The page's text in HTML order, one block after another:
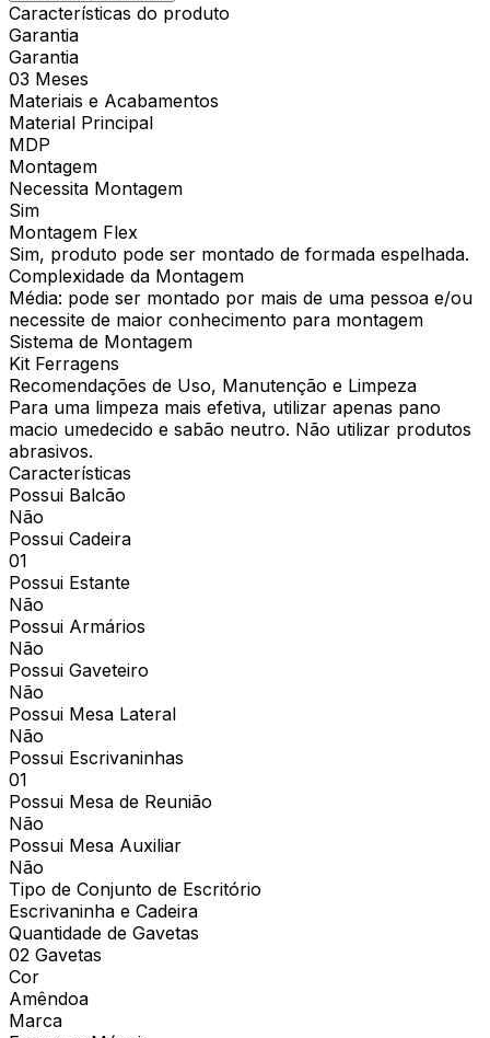
Características do produto
Garantia
Garantia
03 Meses
Materiais e Acabamentos
Material Principal
MDP
Montagem
Necessita Montagem
Sim
Montagem Flex
Sim, produto pode ser montado de formada espelhada.
Complexidade da Montagem
Média: pode ser montado por mais de uma pessoa e/ou
necessite de maior conhecimento para montagem
Sistema de Montagem
Kit Ferragens
Recomendações de Uso, Manutenção e Limpeza
Para uma limpeza mais efetiva, utilizar apenas pano
macio umedecido e sabão neutro. Não utilizar produtos
abrasivos.
Características
Possui Balcão
Não
Possui Cadeira
01
Possui Estante
Não
Possui Armários
Não
Possui Gaveteiro
Não
Possui Mesa Lateral
Não
Possui Escrivaninhas
01
Possui Mesa de Reunião
Não
Possui Mesa Auxiliar
Não
Tipo de Conjunto de Escritório
Escrivaninha e Cadeira
Quantidade de Gavetas
02 Gavetas
Cor
Amêndoa
Marca